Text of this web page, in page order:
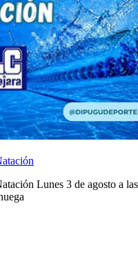
Lunes 3 de agosto a las